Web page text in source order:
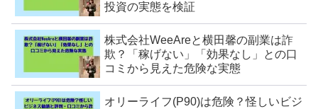
投資の実態を検証
株式会社WeeAreと横田馨の副業は詐
欺？「稼げない」「効果なし」との口
コミから見えた危険な実態
オリーライフ(P90)は危険？怪しいビジ